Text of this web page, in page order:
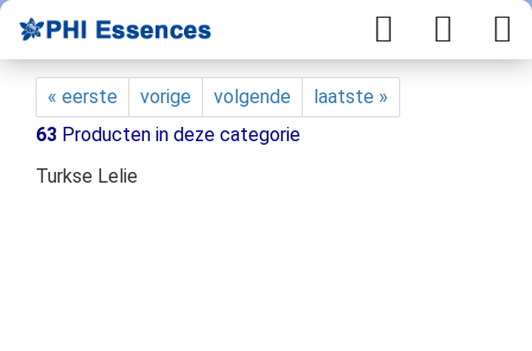
« eerste vorige volgende
laatste »
63 Producten in deze categorie
Turkse Lelie